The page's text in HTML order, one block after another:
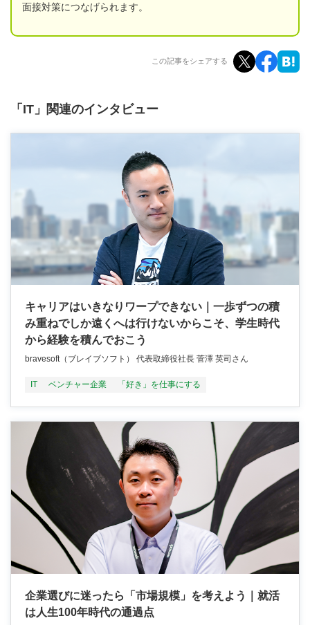
面接対策につなげられます。
この記事をシェアする
「IT」関連のインタビュー
キャリアはいきなりワープできない｜一歩ずつの積
み重ねでしか遠くへは行けないからこそ、学生時代
から経験を積んでおこう
bravesoft（ブレイブソフト） 代表取締役社長 菅澤 英司さん
IT ベンチャー企業 「好き」を仕事にする
企業選びに迷ったら「市場規模」を考えよう｜就活
は人生100年時代の通過点